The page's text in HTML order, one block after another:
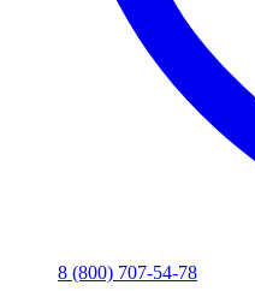
8 (800) 707-54-78